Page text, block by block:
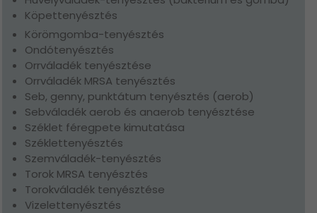
Köpettenyésztés
Körömgomba-tenyésztés
Ondótenyésztés
Orrváladék tenyésztése
Orrváladék MRSA tenyésztés
Seb, genny, punktátum tenyésztés (aerob)
Sebváladék aerob és anaerob tenyésztése
Széklet féregpete kimutatása
Széklettenyésztés
Szemváladék-tenyésztés
Torok MRSA tenyésztés
Torokváladék tenyésztése
Vizelettenyésztés